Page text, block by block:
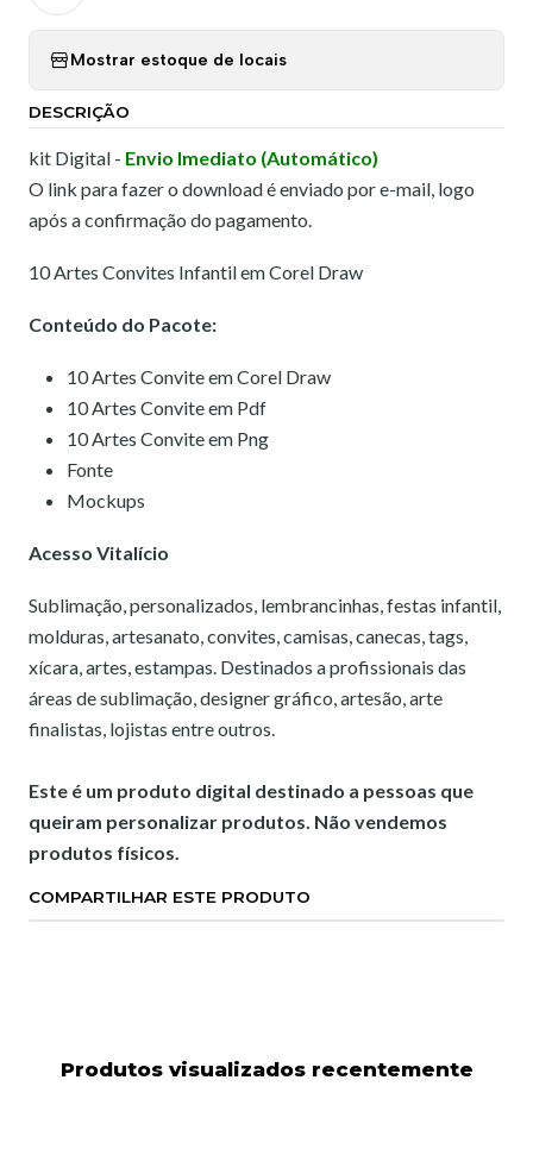
Mostrar estoque de locais
DESCRIÇÃO
kit Digital - Envio Imediato (Automático)
O link para fazer o download é enviado por e-mail, logo
após a confirmação do pagamento.
10 Artes Convites Infantil em Corel Draw
Conteúdo do Pacote:
10 Artes Convite em Corel Draw
10 Artes Convite em Pdf
10 Artes Convite em Png
Fonte
Mockups
Acesso Vitalício
Sublimação, personalizados, lembrancinhas, festas infantil,
molduras, artesanato, convites, camisas, canecas, tags,
xícara, artes, estampas. Destinados a profissionais das
áreas de sublimação, designer gráfico, artesão, arte
finalistas, lojistas entre outros.
Este é um produto digital destinado a pessoas que
queiram personalizar produtos. Não vendemos
produtos físicos.
COMPARTILHAR ESTE PRODUTO
Produtos visualizados recentemente